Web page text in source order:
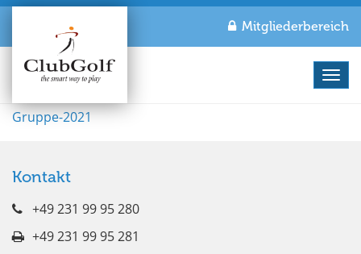
Mitgliederbereich
Gruppe-2021
Kontakt
+49 231 99 95 280
+49 231 99 95 281